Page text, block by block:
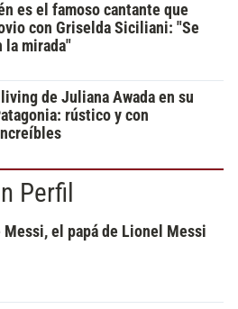
es el famoso cantante que
con Griselda Siciliani: "Se
la mirada"
de Juliana Awada en su
rústico y con
Perfil
Messi, el papá de Lionel Messi